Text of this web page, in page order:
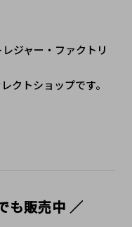
ジャー・ファクトリ
クトショップです。
も販売中 ／